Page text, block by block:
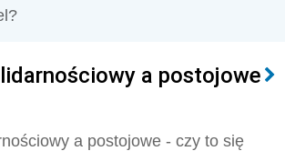
a postojowe
a postojowe - czy to się